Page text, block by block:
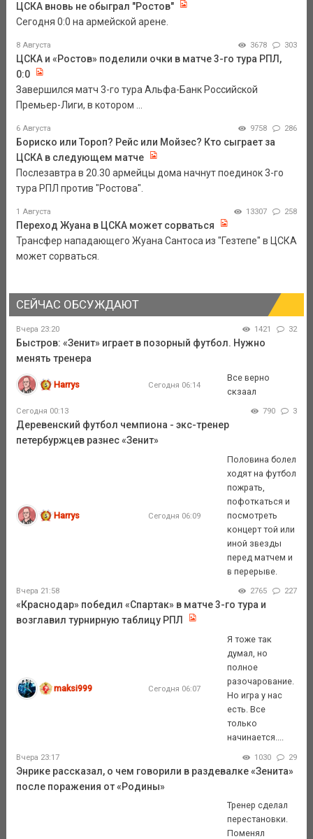
ЦСКА вновь не обыграл "Ростов"
Сегодня 0:0 на армейской арене.
8 Августа 3678 303
ЦСКА и «Ростов» поделили очки в матче 3-го тура РПЛ,
0:0
Завершился матч 3-го тура Альфа-Банк Российской
Премьер-Лиги, в котором ...
6 Августа 9758 286
Бориско или Тороп? Рейс или Мойзес? Кто сыграет за
ЦСКА в следующем матче
Послезавтра в 20.30 армейцы дома начнут поединок 3-го
тура РПЛ против "Ростова".
1 Августа 13307 258
Переход Жуана в ЦСКА может сорваться
Трансфер нападающего Жуана Сантоса из "Гезтепе" в ЦСКА
может сорваться.
СЕЙЧАС ОБСУЖДАЮТ
Вчера 23:20 1421 32
Быстров: «Зенит» играет в позорный футбол. Нужно
менять тренера
Harrys Сегодня 06:14
Все верно
скзаал
Сегодня 00:13 790 3
Деревенский футбол чемпиона - экс-тренер
петербуржцев разнес «Зенит»
Harrys Сегодня 06:09
Половина болел
ходят на футбол
пожрать,
пофоткаться и
посмотреть
концерт той или
иной звезды
перед матчем и
в перерыве.
Вчера 21:58 2765 227
«Краснодар» победил «Спартак» в матче 3-го тура и
возглавил турнирную таблицу РПЛ
maksi999 Сегодня 06:07
Я тоже так
думал, но
полное
разочарование.
Но игра у нас
есть. Все
только
начинается....
Вчера 23:17 1030 29
Энрике рассказал, о чем говорили в раздевалке «Зенита»
после поражения от «Родины»
Тренер сделал
перестановки.
Поменял